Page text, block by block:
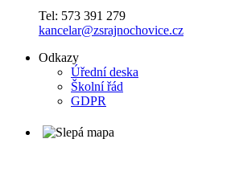
Tel: 573 391 279
kancelar@zsrajnochovice.cz
Odkazy
Úřední deska
Školní řád
GDPR